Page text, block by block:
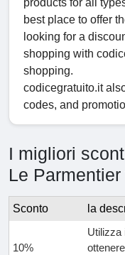
products for all
best place to offer
looking for a
shopping with
shopping.
codicegratuito.it
codes, and
I migliori
Le
Sconto la
10%
Utilizza